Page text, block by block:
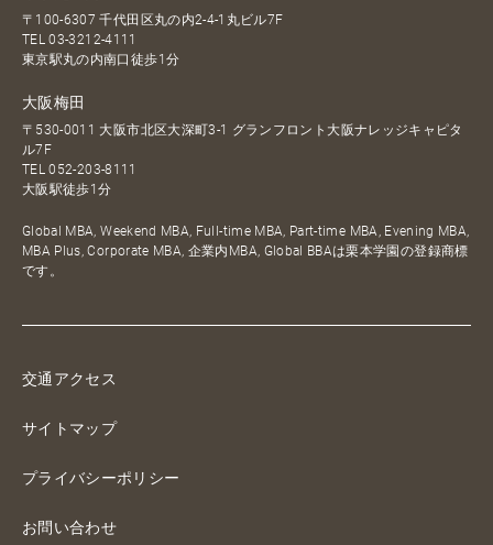
〒100-6307 千代田区丸の内2-4-1丸ビル7F
TEL03-3212-4111
東京駅丸の内南口徒歩1分
大阪梅田
〒530-0011 大阪市北区大深町3-1 グランフロント大阪ナレッジキャピタ
ル7F
TEL052-203-8111
大阪駅徒歩1分
Global MBA, Weekend MBA, Full-time MBA, Part-time MBA, Evening MBA,
MBA Plus, Corporate MBA, 企業内MBA, Global BBAは栗本学園の登録商標
です。
交通アクセス
サイトマップ
プライバシーポリシー
お問い合わせ